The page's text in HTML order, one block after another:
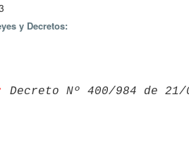
y Decretos:
Decreto Nº 400/984 de